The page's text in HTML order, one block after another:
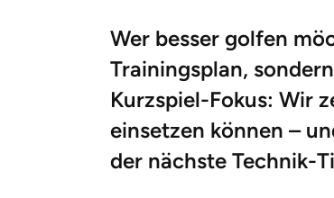
Wer besser golfen
Trainingsplan,
Kurzspiel-Fokus: Wir
einsetzen können –
der nächste Technik-